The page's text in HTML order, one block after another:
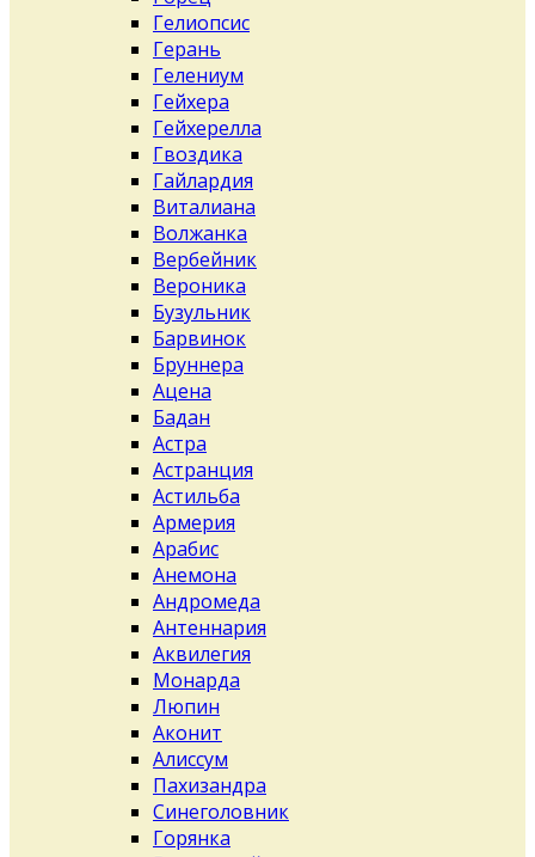
Гелиопсис
Герань
Гелениум
Гейхера
Гейхерелла
Гвоздика
Гайлардия
Виталиана
Волжанка
Вербейник
Вероника
Бузульник
Барвинок
Бруннера
Ацена
Бадан
Астра
Астранция
Астильба
Армерия
Арабис
Анемона
Андромеда
Антеннария
Аквилегия
Монарда
Люпин
Аконит
Алиссум
Пахизандра
Синеголовник
Горянка